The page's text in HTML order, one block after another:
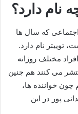
نام دارد؟
که سال ها
توییتر نام دارد.
مختلف روزانه
می کنند‌ هم چنین
خواننده ها،
پور در این